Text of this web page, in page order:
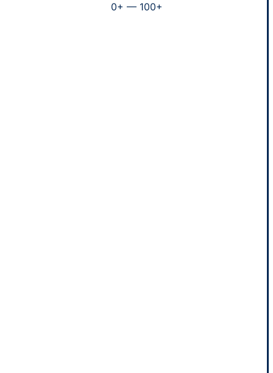
0+ — 100+